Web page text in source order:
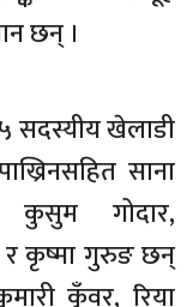
छन् ।
सदस्यीय खेलाडी
साना
कुसुम गोदार,
र कृष्मा गुरुङ छन्
कुँवर, रिया